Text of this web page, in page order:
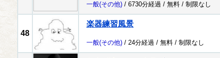
一般(その他) / 6730分経過 / 無料 / 制限なし
48
楽器練習風景
一般(その他) / 24分経過 / 無料 / 制限なし